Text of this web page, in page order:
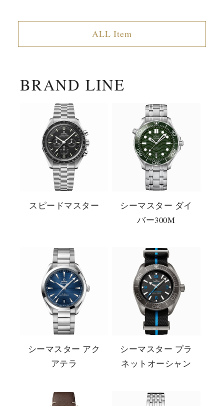
ALL Item
BRAND LINE
スピードマスター
シーマスター ダイ
バー300M
シーマスター アク
アテラ
シーマスター プラ
ネットオーシャン